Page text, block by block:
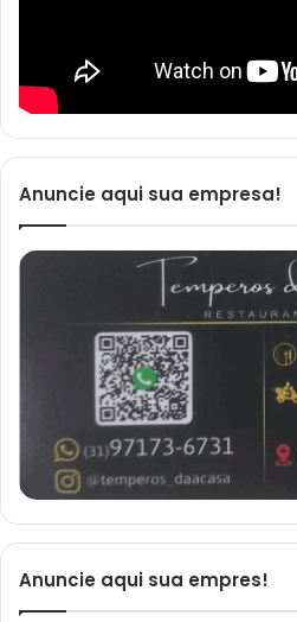
Anuncie aqui sua empresa!
Anuncie aqui sua empres!